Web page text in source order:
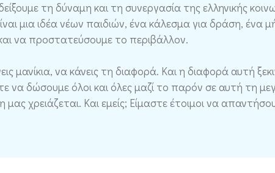
τη δύναμη και τη συνεργασία της ελληνικής
μια ιδέα νέων παιδιών, ένα κάλεσμα για δράση, ένα
να προστατεύσουμε το περιβάλλον.
μανίκια, να κάνεις τη διαφορά. Και η διαφορά αυτή
να δώσουμε όλοι και όλες μαζί το παρόν σε αυτή τη
χρειάζεται. Και εμείς; Είμαστε έτοιμοι να